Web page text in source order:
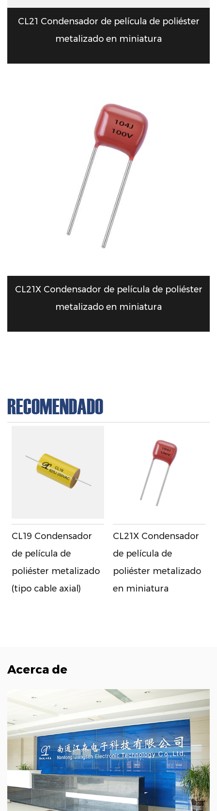
CL21 Condensador de película de poliéster
metalizado en miniatura
CL21X Condensador de película de poliéster
metalizado en miniatura
RECOMENDADO
CL19 Condensador
de película de
poliéster metalizado
(tipo cable axial)
CL21X Condensador
de película de
poliéster metalizado
en miniatura
Acerca de